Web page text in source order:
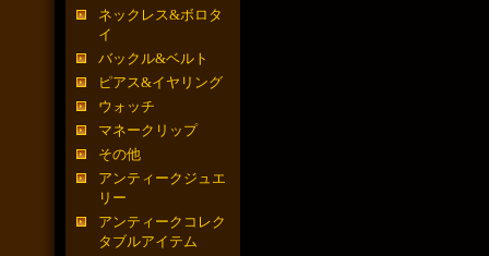
ネックレス&ボロタ
イ
バックル&ベルト
ピアス&イヤリング
ウォッチ
マネークリップ
その他
アンティークジュエ
リー
アンティークコレク
タブルアイテム